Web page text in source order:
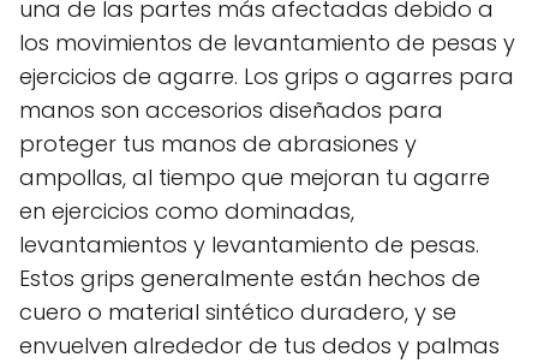
una de las partes más afectadas debido a
los movimientos de levantamiento de pesas y
ejercicios de agarre. Los grips o agarres para
manos son accesorios diseñados para
proteger tus manos de abrasiones y
ampollas, al tiempo que mejoran tu agarre
en ejercicios como dominadas,
levantamientos y levantamiento de pesas.
Estos grips generalmente están hechos de
cuero o material sintético duradero, y se
envuelven alrededor de tus dedos y palmas